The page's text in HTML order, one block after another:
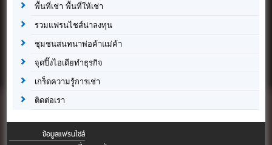
พื้นที่เช่า พื้นที่ให้เช่า
รวมแฟรนไชส์น่าลงทุน
ชุมชนสนทนาพ่อค้าแม่ค้า
จุดปิ๊งไอเดียทำธุรกิจ
เกร็ดความรู้การเช่า
ติดต่อเรา
ข้อมูลแฟรนไชส์